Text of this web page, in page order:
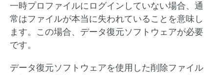
一時プロファイルにログインしていない場合、通
常はファイルが本当に失われていることを意味し
ます。この場合、データ復元ソフトウェアが必要
です。
データ復元ソフトウェアを使用した削除ファイル